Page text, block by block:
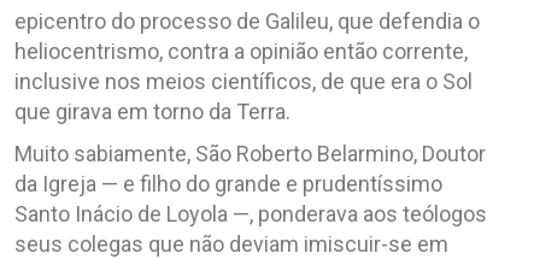
epicentro do processo de Galileu, que defendia o
heliocentrismo, contra a opinião então corrente,
inclusive nos meios científicos, de que era o Sol
que girava em torno da Terra.
Muito sabiamente, São Roberto Belarmino, Doutor
da Igreja — e filho do grande e prudentíssimo
Santo Inácio de Loyola —, ponderava aos teólogos
seus colegas que não deviam imiscuir-se em